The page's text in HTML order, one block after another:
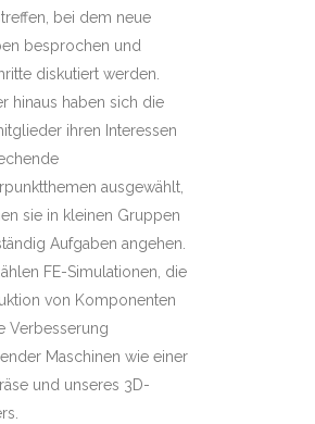
bei dem neue
besprochen und
diskutiert werden.
hinaus haben sich die
ihren Interessen
ausgewählt,
sie in kleinen Gruppen
Aufgaben angehen.
FE-Simulationen, die
von Komponenten
Verbesserung
Maschinen wie einer
und unseres 3D-